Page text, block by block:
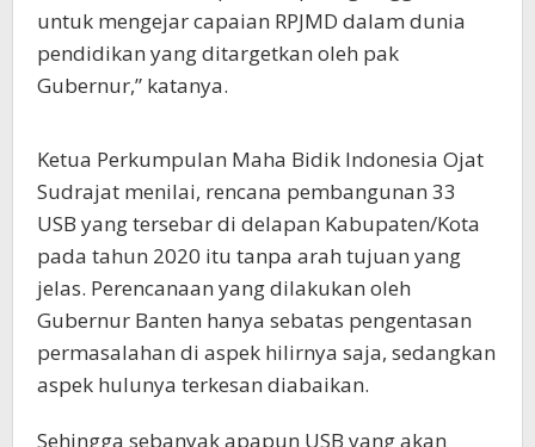
untuk mengejar capaian RPJMD dalam dunia
pendidikan yang ditargetkan oleh pak
Gubernur,” katanya.
Ketua Perkumpulan Maha Bidik Indonesia Ojat
Sudrajat menilai, rencana pembangunan 33
USB yang tersebar di delapan Kabupaten/Kota
pada tahun 2020 itu tanpa arah tujuan yang
jelas. Perencanaan yang dilakukan oleh
Gubernur Banten hanya sebatas pengentasan
permasalahan di aspek hilirnya saja, sedangkan
aspek hulunya terkesan diabaikan.
Sehingga sebanyak apapun USB yang akan